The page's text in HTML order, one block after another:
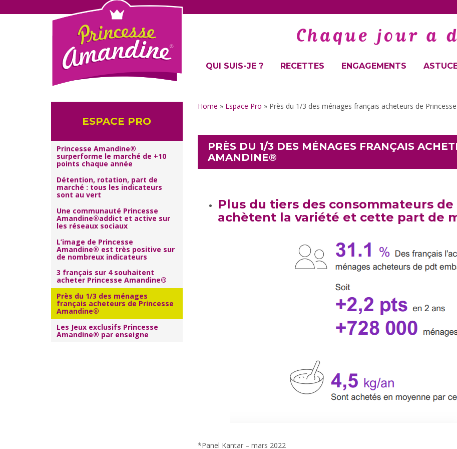
QUI SUIS-JE ? RECETTES ENGAGEMENTS
Home » Espace Pro » Près du 1/3 des ménages français acheteurs de
PRÈS DU 1/3 DES MÉNAGES FRANÇAIS
AMANDINE®
Plus du tiers des consommateurs
achètent la variété et cette part de
*Panel Kantar – mars 2022
ESPACE PRO
Princesse Amandine®
surperforme le marché de +10
points chaque année
Détention, rotation, part de
marché : tous les indicateurs
sont au vert
Une communauté Princesse
Amandine®addict et active sur
les réseaux sociaux
L’image de Princesse
Amandine® est très positive sur
de nombreux indicateurs
3 français sur 4 souhaitent
acheter Princesse Amandine®
Près du 1/3 des ménages
français acheteurs de Princesse
Amandine®
Les Jeux exclusifs Princesse
Amandine® par enseigne